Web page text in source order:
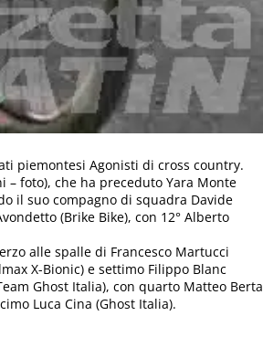
piemontesi Agonisti di cross country.
– foto), che ha preceduto Yara Monte
il suo compagno di squadra Davide
(Brike Bike), con 12° Alberto
alle spalle di Francesco Martucci
X-Bionic) e settimo Filippo Blanc
Ghost Italia), con quarto Matteo Berta
Luca Cina (Ghost Italia).